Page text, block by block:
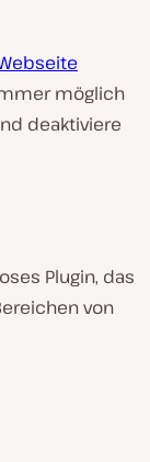
möglich
deaktiviere
Plugin, das
von